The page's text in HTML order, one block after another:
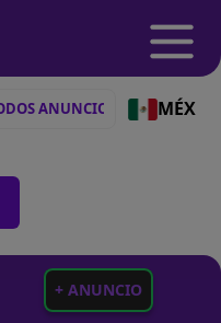
MÉX
+ ANUNCIO